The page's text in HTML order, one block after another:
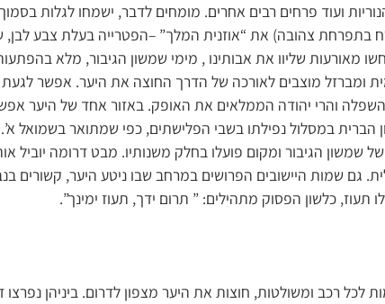
ועוד פרחים רבים אחרים. מומחים לדבר, ישמחו לגלות
בתפרחת צהובה) את “אוזנית המלך” –הפטרייה בעלת צבע לבן,
ומברזל מוצבים לאורכה של הדרך החוצה את היער. אפשר
והרי יהודה הממלאים את האופק. באזור אחד של היער
במסלול נפילתו בשבי הפלישתים, כפי שמתואר בשמואל
שמשון הגיבור ומקום פועלו בחלק משנותיו. מבט דרומה יוביל
גם שמות היישובים הפרושים במרחב שבו ניטע היער, קשורים
תעוז, כלשון הפסוק מתהילים: ” תרום ידך, תעוז ימינך”.
לכל רכב ומשולטות, חוצות את היער מצפון לדרום. ביניהן